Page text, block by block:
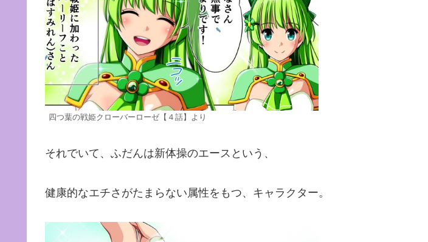
四つ葉の戦姫クローバーローゼ【４話】より
それでいて、ふだんは新体操のエースという、
健康的なエチさがたまらない属性をもつ、キャラクター。